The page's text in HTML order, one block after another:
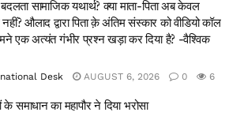
सामाजिक यथार्थ? क्या माता-पिता अब केवल
औलाद द्वारा पिता क़े अंतिम संस्कार को वीडियो कॉल
एक अत्यंत गंभीर प्रश्न खड़ा कर दिया है? -वैश्विक
Desk AUGUST 6, 2026 0 6
के समाधान का महापौर ने दिया भरोसा